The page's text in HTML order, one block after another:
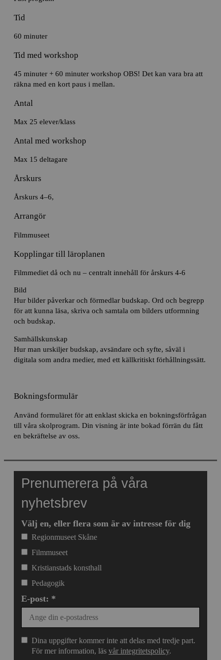
Tid
60 minuter
Tid med workshop
45 minuter + 60 minuter workshop OBS! Det kan vara bra att
räkna med en kort paus i mellan.
Antal
Max 25 elever/klass
Antal med workshop
Max 15 deltagare
Årskurs
Årskurs 4–6,
Arrangör
Filmmuseet
Kopplingar till läroplanen
Filmmediet då och nu – centralt innehåll för årskurs 4-6
Bild
Hur bilder påverkar och förmedlar budskap. Ord och begrepp
för att kunna läsa, skriva och samtala om bilders utformning
och budskap.
Samhällskunskap
Hur man urskiljer budskap, avsändare och syfte, såväl i
digitala som andra medier, med ett källkritiskt förhållningssätt.
Bokningsformulär
Använd formuläret för att enklast skicka en bokningsförfrågan
till våra skolprogram. Din visning är inte bokad förrän du fått
en bekräftelse av oss.
Prenumerera på våra
nyhetsbrev
Välj en, eller flera som är av intresse för dig
Regionmuseet Skåne
Filmmuseet
Kristianstads konsthall
Pedagogik
E-post: *
Dina uppgifter kommer inte att delas med tredje part.
För mer information, läs vår integritetspolicy.